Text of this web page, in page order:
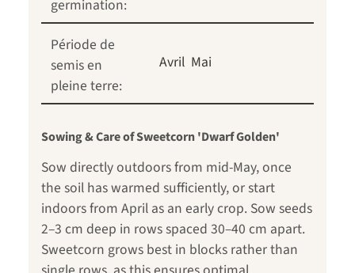
germination:
Période de
semis en
pleine terre:
Avril Mai
Sowing & Care of Sweetcorn 'Dwarf Golden'
Sow directly outdoors from mid-May, once
the soil has warmed sufficiently, or start
indoors from April as an early crop. Sow seeds
2–3 cm deep in rows spaced 30–40 cm apart.
Sweetcorn grows best in blocks rather than